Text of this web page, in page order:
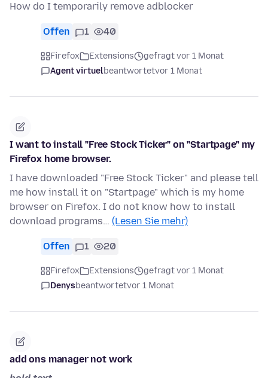
How do I temporarily remove adblocker
Offen 1 40
Firefox Extensions
gefragt vor 1 Monat
Agent virtuelbeantwortetvor 1 Monat
I want to install "Free Stock Ticker" on "Startpage" my
Firefox home browser.
I have downloaded "Free Stock Ticker" and please tell
me how install it on "Startpage" which is my home
browser on Firefox. I do not know how to install
download programs… (Lesen Sie mehr)
Offen 1 20
Firefox Extensions
gefragt vor 1 Monat
Denysbeantwortetvor 1 Monat
add ons manager not work